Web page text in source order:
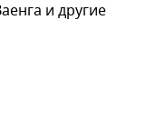
и другие